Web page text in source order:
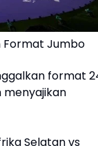
Format Jumbo
format
Selatan vs